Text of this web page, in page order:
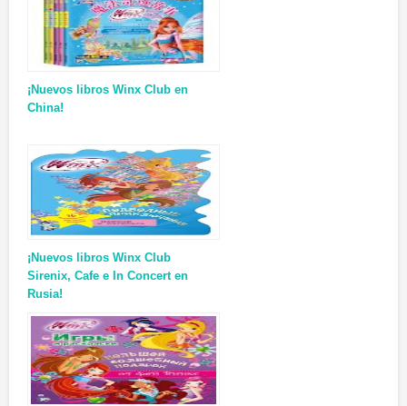
¡Nuevos libros Winx Club en
China!
¡Nuevos libros Winx Club
Sirenix, Cafe e In Concert en
Rusia!